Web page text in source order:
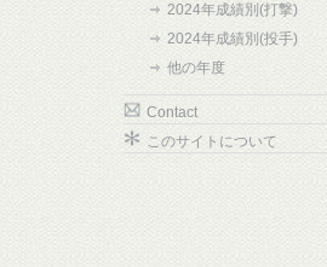
2024年成績別(打撃)
2024年成績別(投手)
他の年度
Contact
このサイトについて